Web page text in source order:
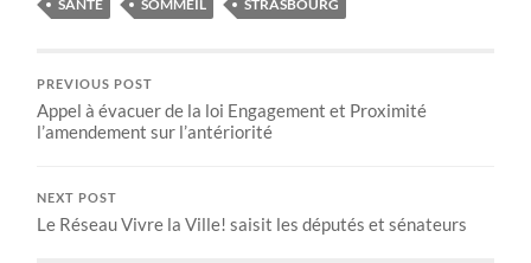
SANTÉ
SOMMEIL STRASBOURG
PREVIOUS POST
Appel à évacuer de la loi Engagement et Proximité
l’amendement sur l’antériorité
NEXT POST
Le Réseau Vivre la Ville! saisit les députés et sénateurs